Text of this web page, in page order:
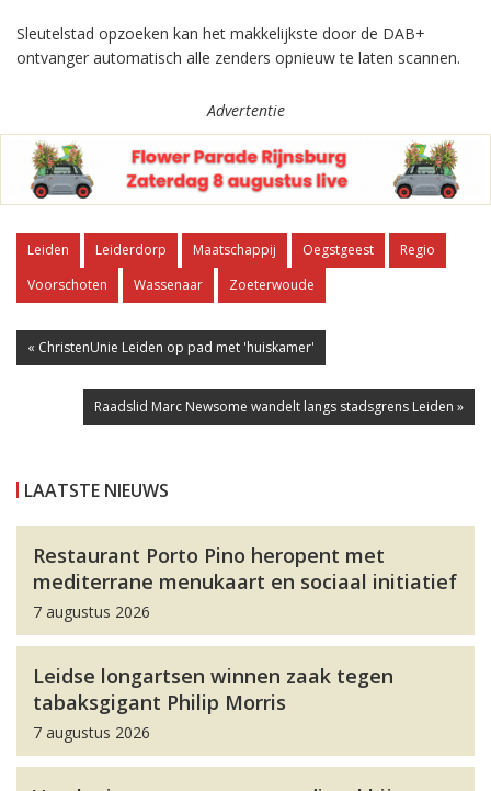
Sleutelstad opzoeken kan het makkelijkste door de DAB+
ontvanger automatisch alle zenders opnieuw te laten scannen.
Advertentie
Leiden Leiderdorp Maatschappij Oegstgeest
Regio
Voorschoten
Wassenaar Zoeterwoude
« ChristenUnie Leiden op pad met 'huiskamer'
Raadslid Marc Newsome wandelt langs stadsgrens Leiden »
LAATSTE NIEUWS
Restaurant Porto Pino heropent met
mediterrane menukaart en sociaal initiatief
7 augustus 2026
Leidse longartsen winnen zaak tegen
tabaksgigant Philip Morris
7 augustus 2026